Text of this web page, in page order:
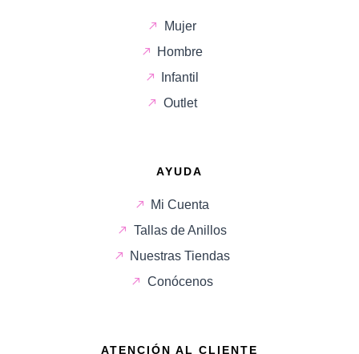
Mujer
Hombre
Infantil
Outlet
AYUDA
Mi Cuenta
Tallas de Anillos
Nuestras Tiendas
Conócenos
ATENCIÓN AL CLIENTE